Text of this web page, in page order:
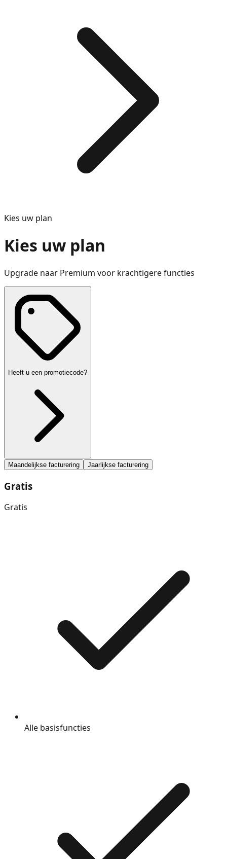
Kies uw plan
Kies uw plan
Upgrade naar Premium voor krachtigere functies
Heeft u een promotiecode?
Maandelijkse facturering Jaarlijkse facturering
Gratis
Gratis
Alle basisfuncties